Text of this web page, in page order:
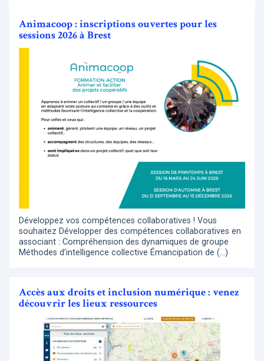
Animacoop : inscriptions ouvertes pour les
sessions 2026 à Brest
Développez vos compétences collaboratives ! Vous
souhaitez Développer des compétences collaboratives en
associant : Compréhension des dynamiques de groupe
Méthodes d’intelligence collective Émancipation de (…)
Accès aux droits et inclusion numérique : venez
découvrir les lieux ressources